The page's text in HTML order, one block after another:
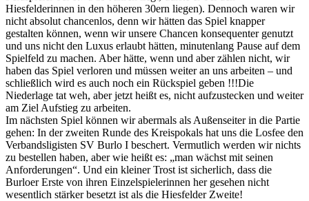
Hiesfelderinnen in den höheren 30ern liegen). Dennoch waren wir
nicht absolut chancenlos, denn wir hätten das Spiel knapper
gestalten können, wenn wir unsere Chancen konsequenter genutzt
und uns nicht den Luxus erlaubt hätten, minutenlang Pause auf dem
Spielfeld zu machen. Aber hätte, wenn und aber zählen nicht, wir
haben das Spiel verloren und müssen weiter an uns arbeiten – und
schließlich wird es auch noch ein Rückspiel geben !!!Die
Niederlage tat weh, aber jetzt heißt es, nicht aufzustecken und weiter
am Ziel Aufstieg zu arbeiten.
Im nächsten Spiel können wir abermals als Außenseiter in die Partie
gehen: In der zweiten Runde des Kreispokals hat uns die Losfee den
Verbandsligisten SV Burlo I beschert. Vermutlich werden wir nichts
zu bestellen haben, aber wie heißt es: „man wächst mit seinen
Anforderungen“. Und ein kleiner Trost ist sicherlich, dass die
Burloer Erste von ihren Einzelspielerinnen her gesehen nicht
wesentlich stärker besetzt ist als die Hiesfelder Zweite!